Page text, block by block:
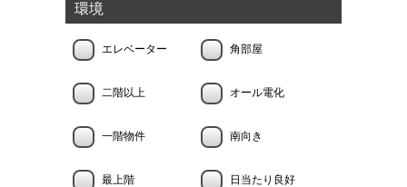
環境
エレベーター 角部屋
二階以上 オール電化
一階物件 南向き
最上階 日当たり良好